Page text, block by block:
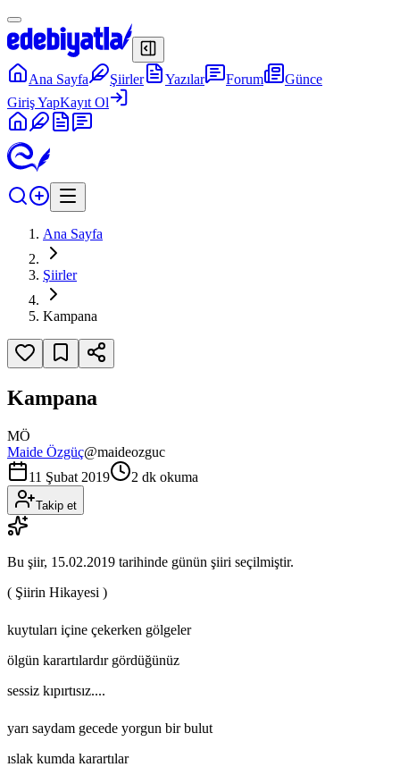
Ana Sayfa Şiirler Yazılar Forum
Günce
Giriş YapKayıt Ol
Ana Sayfa
Şiirler
Kampana
Kampana
MÖ
Maide Özgüç@maideozguc
11 Şubat 2019
2 dk okuma
Takip et
Bu şiir, 15.02.2019 tarihinde günün şiiri seçilmiştir.
( Şiirin Hikayesi )
kuytuları içine çekerken gölgeler
ölgün karartılardır gördüğünüz
sessiz kıpırtısız....
yarı saydam gecede yorgun bir bulut
ıslak kumda karartılar